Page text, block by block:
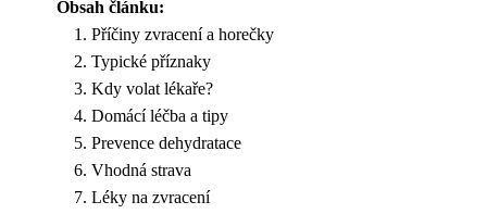
Obsah článku:
Příčiny zvracení a horečky
Typické příznaky
Kdy volat lékaře?
Domácí léčba a tipy
Prevence dehydratace
Vhodná strava
Léky na zvracení